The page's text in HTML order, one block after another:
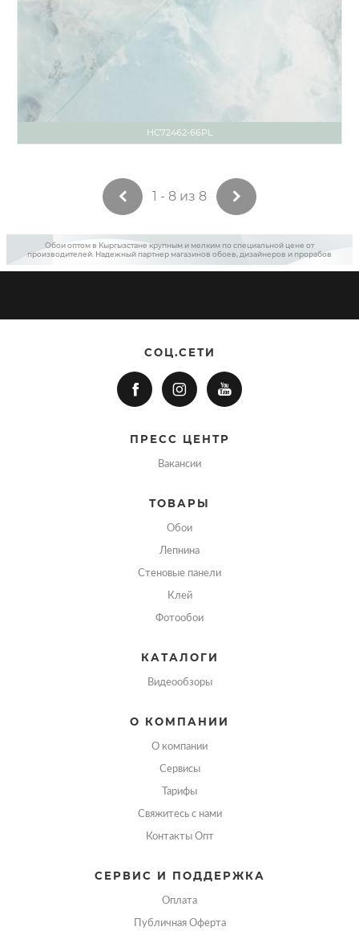
HC72462-66PL
1 - 8 из 8
Обои оптом в Кыргызстане крупным и мелким по специальной цене от
производителей. Надежный партнер магазинов обоев, дизайнеров и прорабов
СОЦ.СЕТИ
ПРЕСС ЦЕНТР
Вакансии
ТОВАРЫ
Обои
Лепнина
Стеновые панели
Клей
Фотообои
КАТАЛОГИ
Видеообзоры
О КОМПАНИИ
О компании
Сервисы
Тарифы
Свяжитесь с нами
Контакты Опт
СЕРВИС И ПОДДЕРЖКА
Оплата
Публичная Оферта